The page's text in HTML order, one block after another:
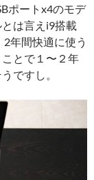
ポートx4のモデ
は言えi9搭載
年間快適に使う
とで１〜２年
ですし。